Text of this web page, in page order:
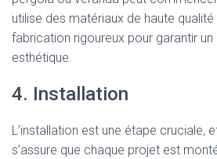
utilise des matériaux de haute
fabrication rigoureux pour garantir
esthétique.
4. Installation
L’installation est une étape cruciale,
s’assure que chaque projet est